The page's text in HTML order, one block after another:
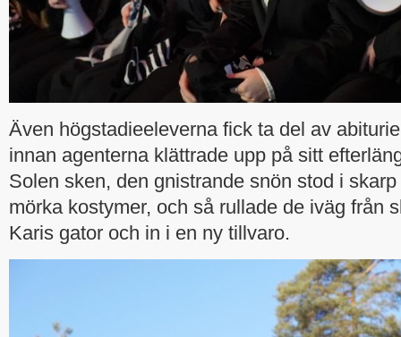
Även högstadieeleverna fick ta del av
innan agenterna klättrade upp på sitt
Solen sken, den gnistrande snön stod i
mörka kostymer, och så rullade de iväg från
Karis gator och in i en ny tillvaro.